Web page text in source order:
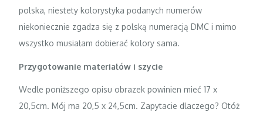
polska, niestety kolorystyka podanych numerów
niekoniecznie zgadza się z polską numeracją DMC i mimo
wszystko musiałam dobierać kolory sama.
Przygotowanie materiałów i szycie
Wedle poniższego opisu obrazek powinien mieć 17 x
20,5cm. Mój ma 20,5 x 24,5cm. Zapytacie dlaczego? Otóż